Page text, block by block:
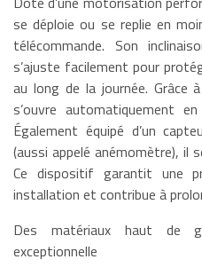
se déploie ou se replie en
télécommande. Son
s’ajuste facilement pour
au long de la journée. Grâce
s’ouvre automatiquement
Également équipé d’un
(aussi appelé anémomètre), il
Ce dispositif garantit une
installation et contribue à
Des matériaux haut de
exceptionnelle